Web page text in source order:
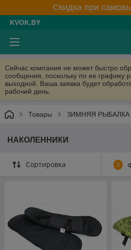
Скидка при
KVOK.BY
Сейчас компания не может быстро
сообщения, поскольку по ее графику
выходной. Ваша заявка будет
рабочий день.
Товары ЗИМНЯЯ РЫБАЛКА
НАКОЛЕННИКИ
Сортировка 0